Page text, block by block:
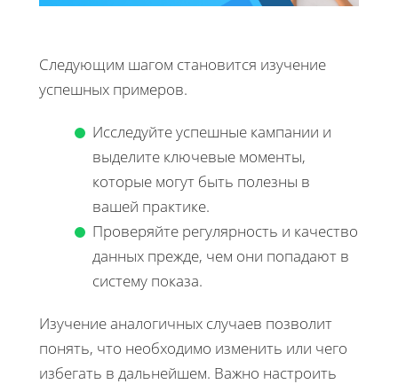
Следующим шагом становится изучение
успешных примеров.
Исследуйте успешные кампании и
выделите ключевые моменты,
которые могут быть полезны в
вашей практике.
Проверяйте регулярность и качество
данных прежде, чем они попадают в
систему показа.
Изучение аналогичных случаев позволит
понять, что необходимо изменить или чего
избегать в дальнейшем. Важно настроить